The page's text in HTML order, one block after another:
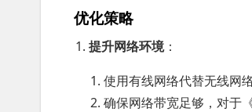
优化策略
提升网络环境：
使用有线网络代替无线网
确保网络带宽足够，对于